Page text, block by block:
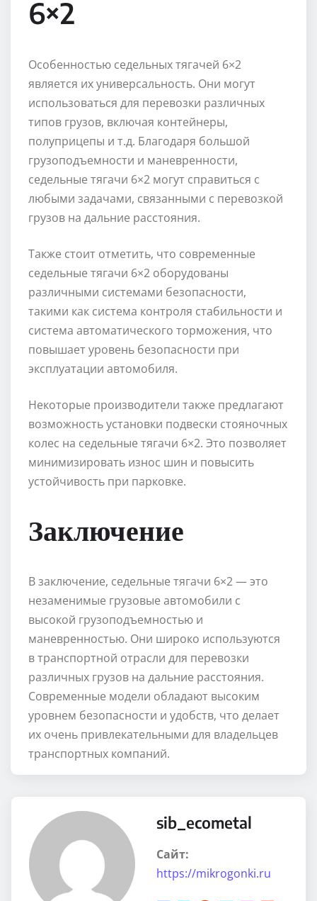
6×2
Особенностью седельных тягачей 6×2
является их универсальность. Они могут
использоваться для перевозки различных
типов грузов, включая контейнеры,
полуприцепы и т.д. Благодаря большой
грузоподъемности и маневренности,
седельные тягачи 6×2 могут справиться с
любыми задачами, связанными с перевозкой
грузов на дальние расстояния.
Также стоит отметить, что современные
седельные тягачи 6×2 оборудованы
различными системами безопасности,
такими как система контроля стабильности и
система автоматического торможения, что
повышает уровень безопасности при
эксплуатации автомобиля.
Некоторые производители также предлагают
возможность установки подвески стояночных
колес на седельные тягачи 6×2. Это позволяет
минимизировать износ шин и повысить
устойчивость при парковке.
Заключение
В заключение, седельные тягачи 6×2 — это
незаменимые грузовые автомобили с
высокой грузоподъемностью и
маневренностью. Они широко используются
в транспортной отрасли для перевозки
различных грузов на дальние расстояния.
Современные модели обладают высоким
уровнем безопасности и удобств, что делает
их очень привлекательными для владельцев
транспортных компаний.
sib_ecometal
Сайт:
https://mikrogonki.ru